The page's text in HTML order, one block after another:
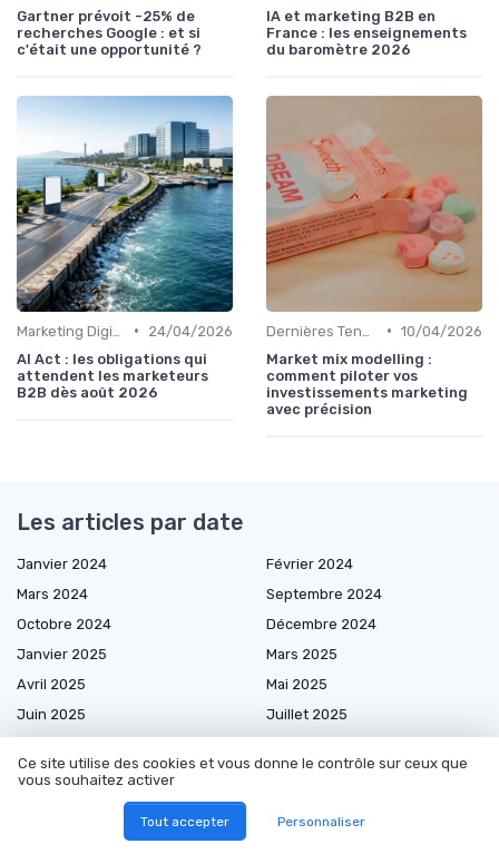
Gartner prévoit -25% de
recherches Google : et si
c'était une opportunité ?
IA et marketing B2B en
France : les enseignements
du baromètre 2026
•
24/04/2026
AI Act : les obligations qui
attendent les marketeurs
B2B dès août 2026
• 10/04/2026
Market mix modelling :
comment piloter vos
investissements marketing
avec précision
Les articles par date
Janvier 2024
Février 2024
Mars 2024
Septembre 2024
Octobre 2024
Décembre 2024
Janvier 2025
Mars 2025
Avril 2025
Mai 2025
Juin 2025
Juillet 2025
Octobre 2025
Décembre 2025
Ce site utilise des cookies et vous donne le contrôle sur ceux que
vous souhaitez activer
Tout accepter Personnaliser